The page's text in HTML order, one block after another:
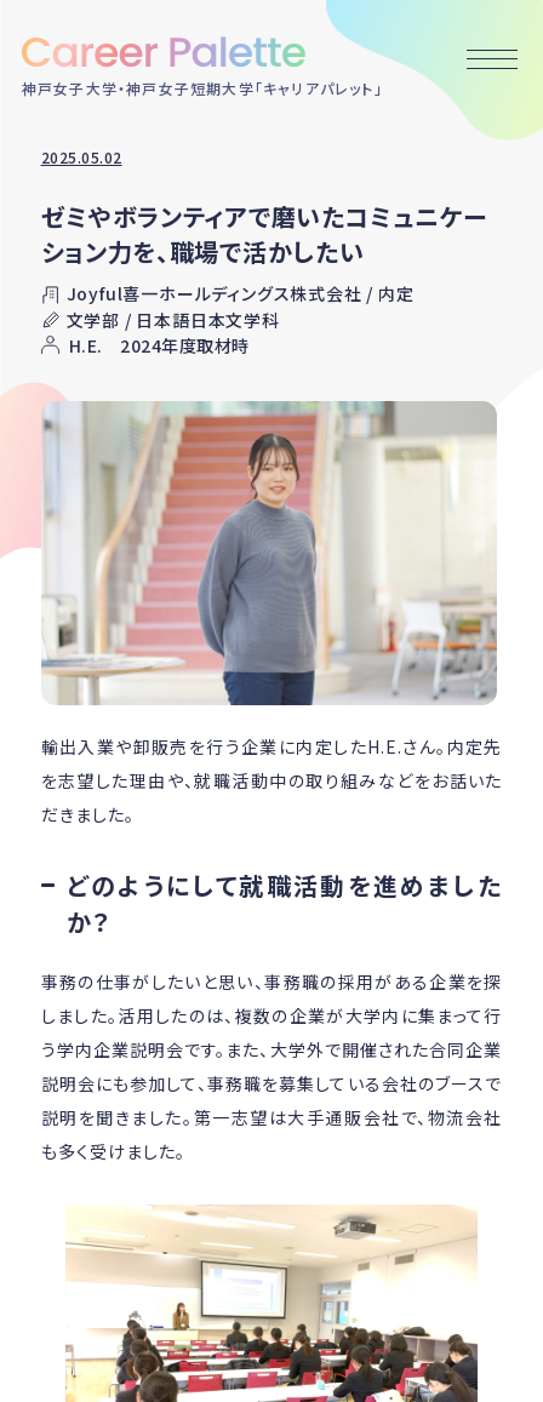
神戸女子大学・神戸女子短期大学「キャリアパレット」
2025.05.02
ゼミやボランティアで磨いたコミュニケー
ション力を、職場で活かしたい
Joyful喜一ホールディングス株式会社 / 内定
文学部 / 日本語日本文学科
H.E. 2024年度取材時
輸出入業や卸販売を行う企業に内定したH.E.さん。内定先
を志望した理由や、就職活動中の取り組みなどをお話いた
だきました。
どのようにして就職活動を進めました
か？
事務の仕事がしたいと思い、事務職の採用がある企業を探
しました。活用したのは、複数の企業が大学内に集まって行
う学内企業説明会です。また、大学外で開催された合同企業
説明会にも参加して、事務職を募集している会社のブースで
説明を聞きました。第一志望は大手通販会社で、物流会社
も多く受けました。